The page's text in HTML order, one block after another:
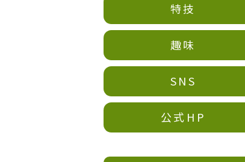
特技
趣味
SNS
公式HP